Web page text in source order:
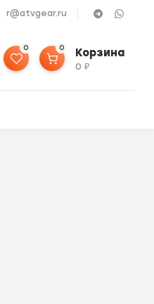
r@atvgear.ru
0 0 Корзина
0₽